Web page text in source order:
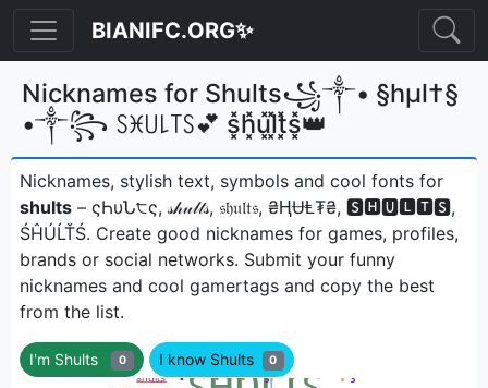
BIANIFC.ORG✨
Nicknames for Shults꧁༒• §hµl†§
•༒꧂ ꇙꁝ꒤꒒꓄ꇙ💕 s͓̽h͓̽u͓̽l͓̽t͓̽s͓̽👑
Nicknames, stylish text, symbols and cool fonts for
shults – ςҺυՆ੮ς, 𝓈𝒽𝓊𝓁𝓉𝓈, 𝔰𝔥𝔲𝔩𝔱𝔰, ₴ⱧɄⱠ₮₴, 🆂🅷🆄🅻🆃🆂,
ŚĤÚĹŤŚㅤ. Create good nicknames for games, profiles,
brands or social networks. Submit your funny
nicknames and cool gamertags and copy the best
from the list.
I'm Shults 0 I know Shults 0